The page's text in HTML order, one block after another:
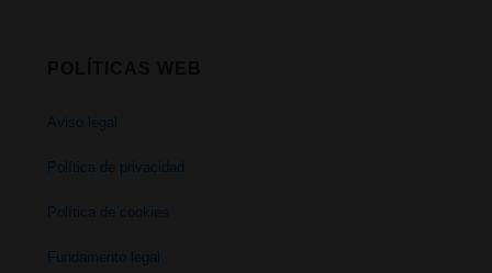
Aviso legal
Política de privacidad
Política de cookies
Fundamento legal